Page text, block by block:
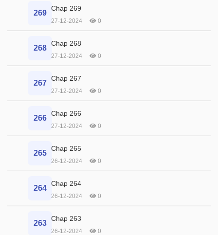
269
Chap 269
27-12-2024 0
268
Chap 268
27-12-2024 0
267
Chap 267
27-12-2024 0
266
Chap 266
27-12-2024 0
265
Chap 265
26-12-2024 0
264
Chap 264
26-12-2024 0
263
Chap 263
26-12-2024 0